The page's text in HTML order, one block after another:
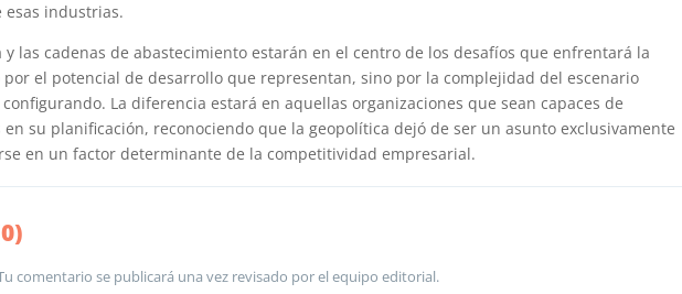
esas industrias.
las cadenas de abastecimiento estarán en el centro de los desafíos que enfrentará la
por el potencial de desarrollo que representan, sino por la complejidad del escenario
La diferencia estará en aquellas organizaciones que sean capaces de
su planificación, reconociendo que la geopolítica dejó de ser un asunto exclusivamente
en un factor determinante de la competitividad empresarial.
comentario se publicará una vez revisado por el equipo editorial.